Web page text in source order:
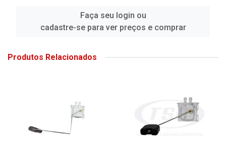
Faça seu login ou
cadastre-se para ver preços e comprar
Produtos Relacionados